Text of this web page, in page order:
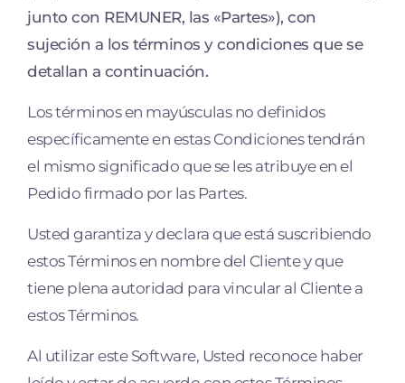
junto con REMUNER, las «Partes»), con
sujeción a los términos y condiciones que se
detallan a continuación.
Los términos en mayúsculas no definidos
específicamente en estas Condiciones tendrán
el mismo significado que se les atribuye en el
Pedido firmado por las Partes.
Usted garantiza y declara que está suscribiendo
estos Términos en nombre del Cliente y que
tiene plena autoridad para vincular al Cliente a
estos Términos.
Al utilizar este Software, Usted reconoce haber